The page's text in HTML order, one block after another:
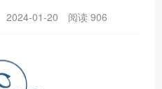
2024-01-20 阅读 906